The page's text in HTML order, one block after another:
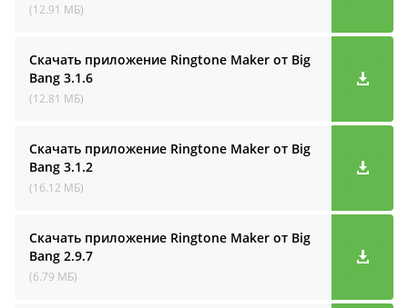
(12.91 МБ)
Скачать приложение Ringtone Maker от Big
Bang 3.1.6
(12.81 МБ)
Скачать приложение Ringtone Maker от Big
Bang 3.1.2
(16.12 МБ)
Скачать приложение Ringtone Maker от Big
Bang 2.9.7
(6.79 МБ)